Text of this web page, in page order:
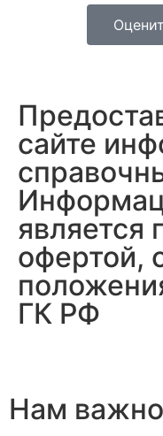
сайте
является
офертой,
ГК РФ
Нам